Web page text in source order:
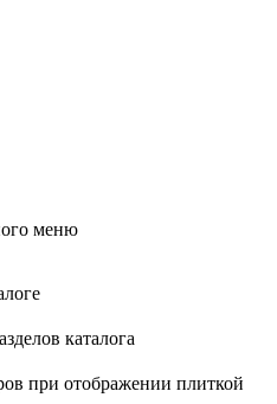
меню
каталога
при отображении плиткой